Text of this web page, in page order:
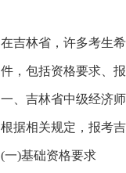
在吉林省，许多考生
件，包括资格要求、
一、吉林省中级经济
根据相关规定，报考
(一)基础资格要求